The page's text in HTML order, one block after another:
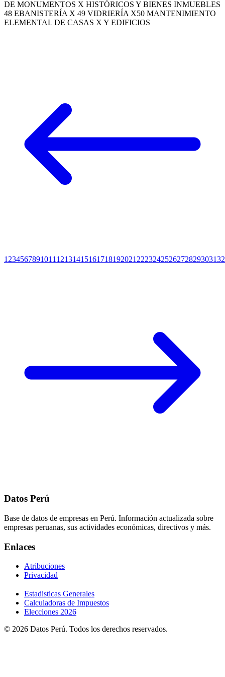
DE MONUMENTOS X HISTÓRICOS Y BIENES INMUEBLES
48 EBANISTERÍA X 49 VIDRIERÍA X50 MANTENIMIENTO
ELEMENTAL DE CASAS X Y EDIFICIOS
1 234567891011 12131415161718192021 2223242526272829303132
Datos Perú
Base de datos de empresas en Perú. Información actualizada sobre
empresas peruanas, sus actividades económicas, directivos y más.
Enlaces
Atribuciones
Privacidad
Estadisticas Generales
Calculadoras de Impuestos
Elecciones 2026
© 2026 Datos Perú. Todos los derechos reservados.